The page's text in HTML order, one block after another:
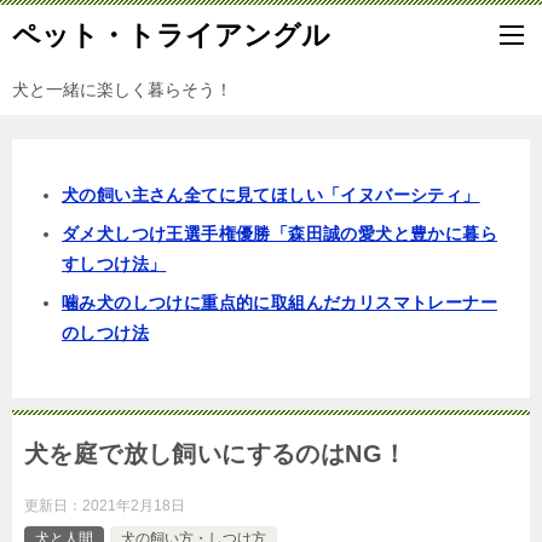
ペット・トライアングル
犬と一緒に楽しく暮らそう！
犬の飼い主さん全てに見てほしい「イヌバーシティ」
ダメ犬しつけ王選手権優勝「森田誠の愛犬と豊かに暮ら
すしつけ法」
噛み犬のしつけに重点的に取組んだカリスマトレーナー
のしつけ法
犬を庭で放し飼いにするのはNG！
更新日： 2021年2月18日
犬と人間
犬の飼い方・しつけ方